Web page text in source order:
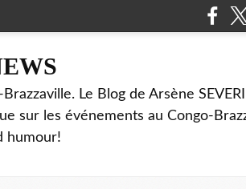
Le Blog de Arsène
sur les événements au Congo-
humour!